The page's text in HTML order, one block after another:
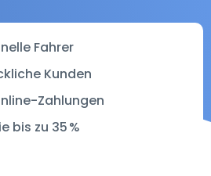
Fahrer
Kunden
Zahlungen
bis zu 35 %